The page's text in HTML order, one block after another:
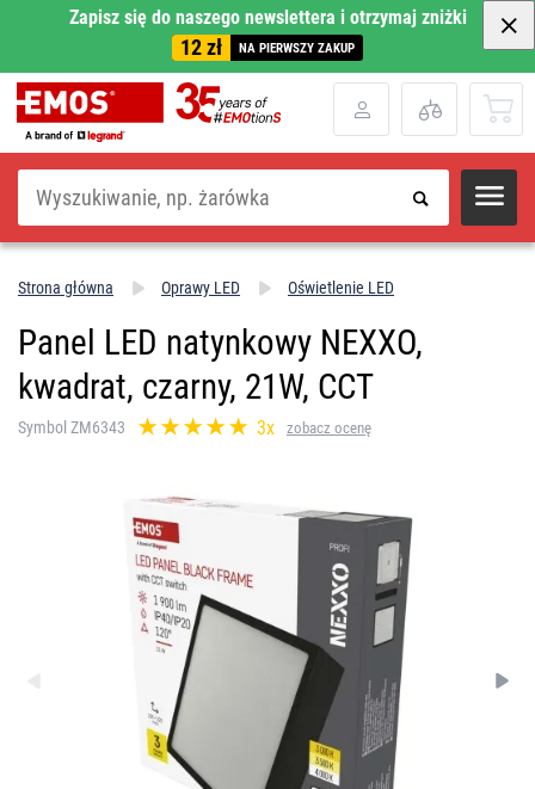
Zapisz się do naszego newslettera i otrzymaj zniżki
12 zł NA PIERWSZY ZAKUP
Szukaj
Strona główna Oprawy LED Oświetlenie LED
Panel LED natynkowy NEXXO,
kwadrat, czarny, 21W, CCT
Symbol ZM6343 3x zobacz ocenę